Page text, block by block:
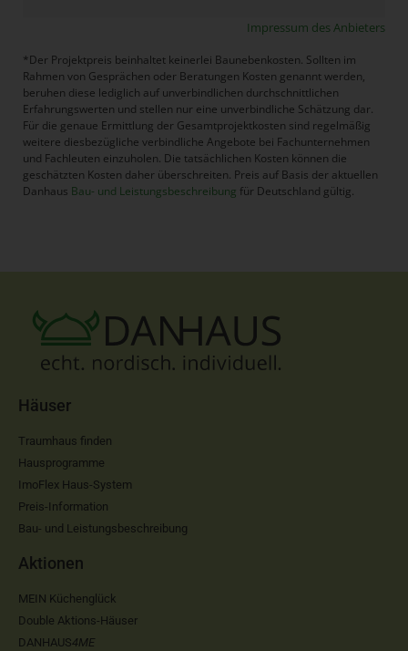
Impressum des Anbieters
*Der Projektpreis beinhaltet keinerlei Baunebenkosten. Sollten im
Rahmen von Gesprächen oder Beratungen Kosten genannt werden,
beruhen diese lediglich auf unverbindlichen durchschnittlichen
Erfahrungswerten und stellen nur eine unverbindliche Schätzung dar.
Für die genaue Ermittlung der Gesamtprojektkosten sind regelmäßig
weitere diesbezügliche verbindliche Angebote bei Fachunternehmen
und Fachleuten einzuholen. Die tatsächlichen Kosten können die
geschätzten Kosten daher überschreiten. Preis auf Basis der aktuellen
Danhaus Bau- und Leistungsbeschreibung für Deutschland gültig.
Häuser
Traumhaus finden
Hausprogramme
ImoFlex Haus-System
Preis-Information
Bau- und Leistungsbeschreibung
Aktionen
MEIN Küchenglück
Double Aktions-Häuser
DANHAUS4ME